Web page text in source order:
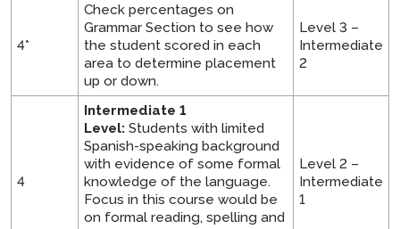
4*
Check percentages on
Grammar Section to see how
the student scored in each
area to determine placement
up or down.
Level 3 –
Intermediate
2
4
Intermediate 1
Level: Students with limited
Spanish-speaking background
with evidence of some formal
knowledge of the language.
Focus in this course would be
on formal reading, spelling and
Level 2 –
Intermediate
1